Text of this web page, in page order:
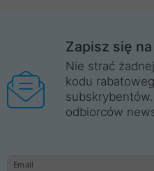
Zapisz się
Nie strać
kodu
odbiorców
Email